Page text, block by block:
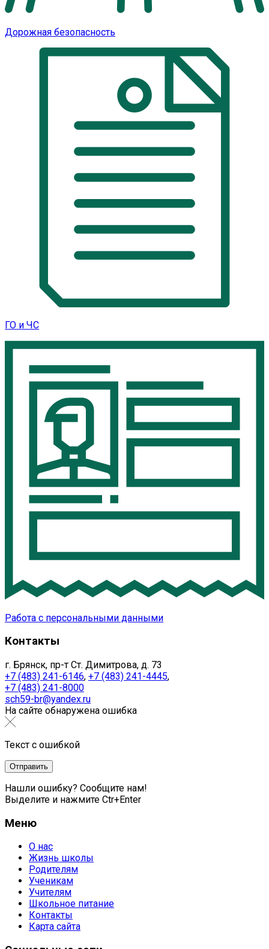
Дорожная безопасность
ГО и ЧС
Работа с персональными данными
Контакты
г. Брянск, пр-т Ст. Димитрова, д. 73
+7 (483) 241-6146, +7 (483) 241-4445,
+7 (483) 241-8000
sch59-br@yandex.ru
На сайте обнаружена ошибка
Текст с ошибкой
Нашли ошибку? Сообщите нам!
Выделите и нажмите Ctr+Enter
Меню
О нас
Жизнь школы
Родителям
Ученикам
Учителям
Школьное питание
Контакты
Карта сайта